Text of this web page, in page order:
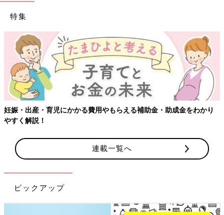
特集
妊娠・出産・育児にかかる費用やもらえる補助金・助成金をわかり
やすく解説！
連載一覧へ
ピックアップ